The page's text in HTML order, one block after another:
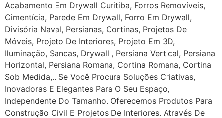
Acabamento Em Drywall Curitiba, Forros Removíveis,
Cimentícia, Parede Em Drywall, Forro Em Drywall,
Divisória Naval, Persianas, Cortinas, Projetos De
Móveis, Projeto De Interiores, Projeto Em 3D,
Iluminação, Sancas, Drywall , Persiana Vertical, Persiana
Horizontal, Persiana Romana, Cortina Romana, Cortina
Sob Medida,.. Se Você Procura Soluções Criativas,
Inovadoras E Elegantes Para O Seu Espaço,
Independente Do Tamanho. Oferecemos Produtos Para
Construção Civil E Projetos De Interiores. Através De